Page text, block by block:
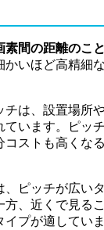
素間の距離のこと
いほど高精細
は、設置場所
ています。ピッ
コストも高くな
、ピッチが広い
、近くで見る
イプが適してい